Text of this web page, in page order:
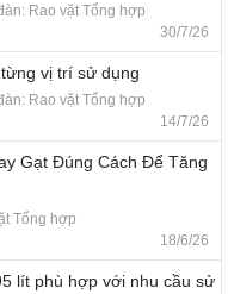
Rao vặt Tổng hợp
30/7/26
vị trí sử dụng
Rao vặt Tổng hợp
14/7/26
Gạt Đúng Cách Để Tăng
Tổng hợp
18/6/26
lít phù hợp với nhu cầu sử